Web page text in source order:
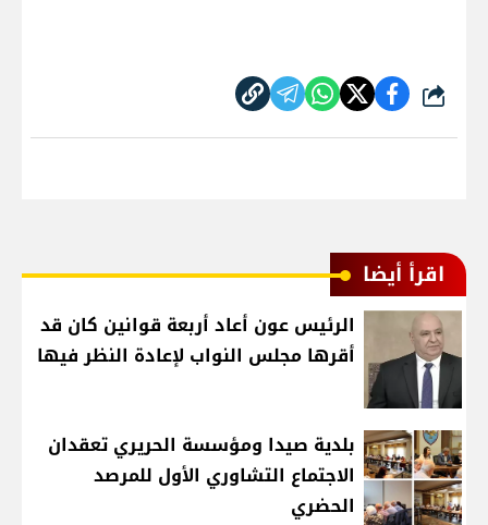
شارك
اقرأ أيضا
الرئيس عون أعاد أربعة قوانين كان قد
أقرها مجلس النواب لإعادة النظر فيها
بلدية صيدا ومؤسسة الحريري تعقدان
الاجتماع التشاوري الأول للمرصد
الحضري